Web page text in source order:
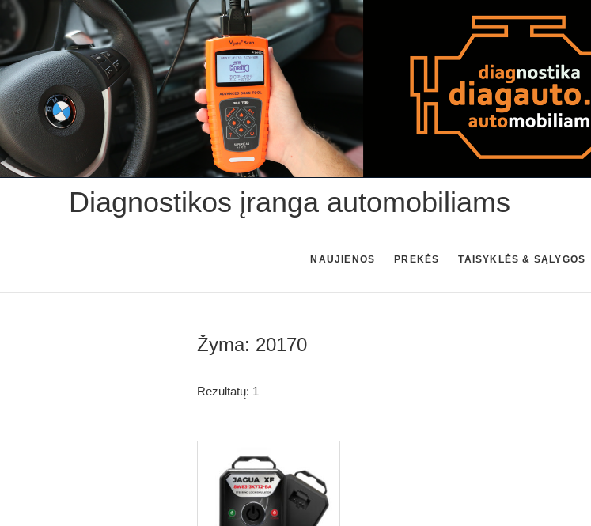
Skip
content
Diagnostikos įranga automobiliams
NAUJIENOS PREKĖS TAISYKLĖS & SĄLYGOS
Žyma: 20170
Rezultatų: 1